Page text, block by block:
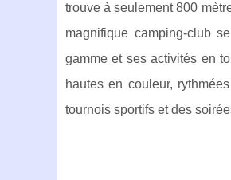
trouve à seulement 800
magnifique camping-club
gamme et ses activités en
hautes en couleur,
tournois sportifs et des